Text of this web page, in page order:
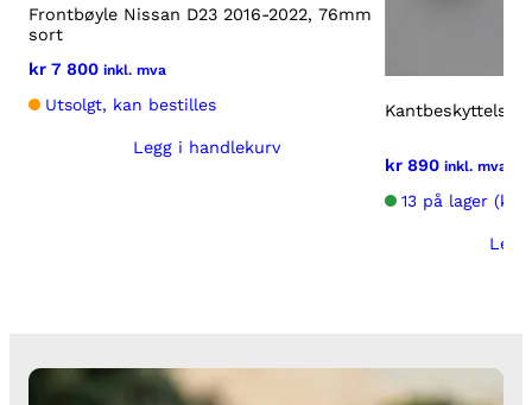
1
6
-
2
Frontbøyle Nissan D23 2016-2022, 76mm
sort
kr 7 800 inkl. mva
Utsolgt, kan bestilles
Legg i handlekurv
Kantbeskyttelse
kr 890 inkl. mva
13 på lager